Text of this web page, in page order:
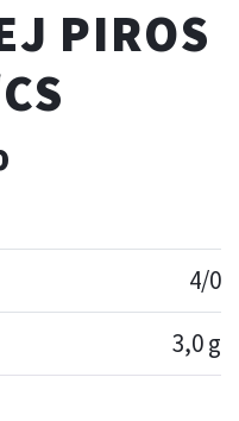
PIROS
4/0
3,0 g